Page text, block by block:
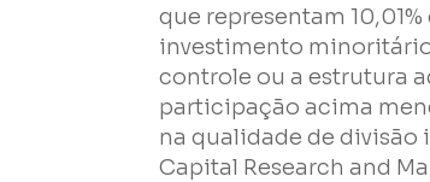
que representam
investimento
controle ou a estrutura
participação acima
na qualidade de
Capital Research and